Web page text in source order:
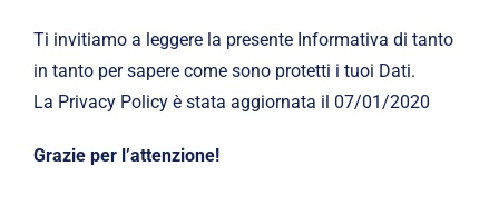
Ti invitiamo a leggere la presente Informativa di tanto
in tanto per sapere come sono protetti i tuoi Dati.
La Privacy Policy è stata aggiornata il 07/01/2020
Grazie per l’attenzione!